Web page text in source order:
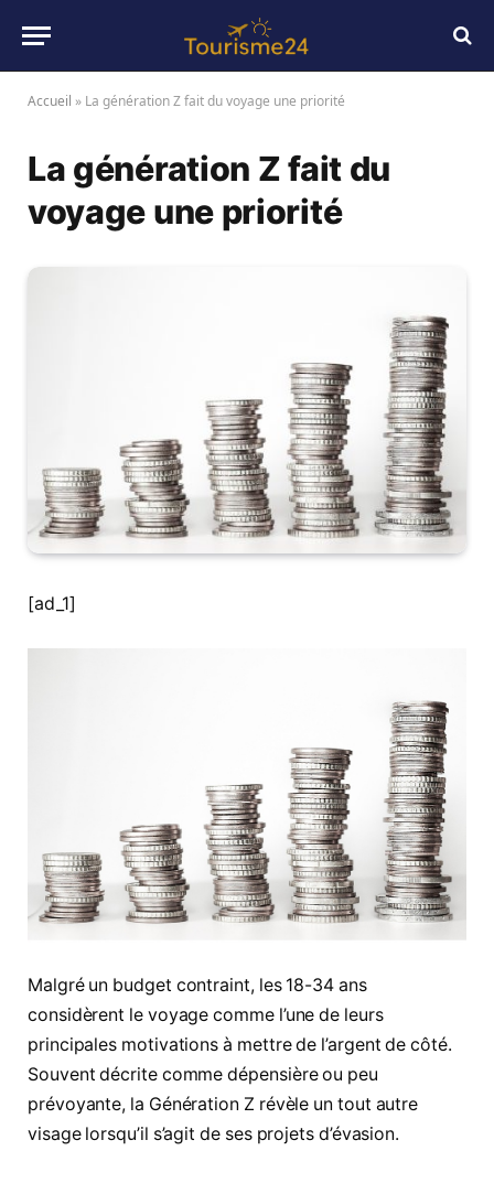
Accueil » La génération Z fait du voyage une priorité
La génération Z fait du
voyage une priorité
[ad_1]
Malgré un budget contraint, les 18-34 ans
considèrent le voyage comme l’une de leurs
principales motivations à mettre de l’argent de côté.
Souvent décrite comme dépensière ou peu
prévoyante, la Génération Z révèle un tout autre
visage lorsqu’il s’agit de ses projets d’évasion.